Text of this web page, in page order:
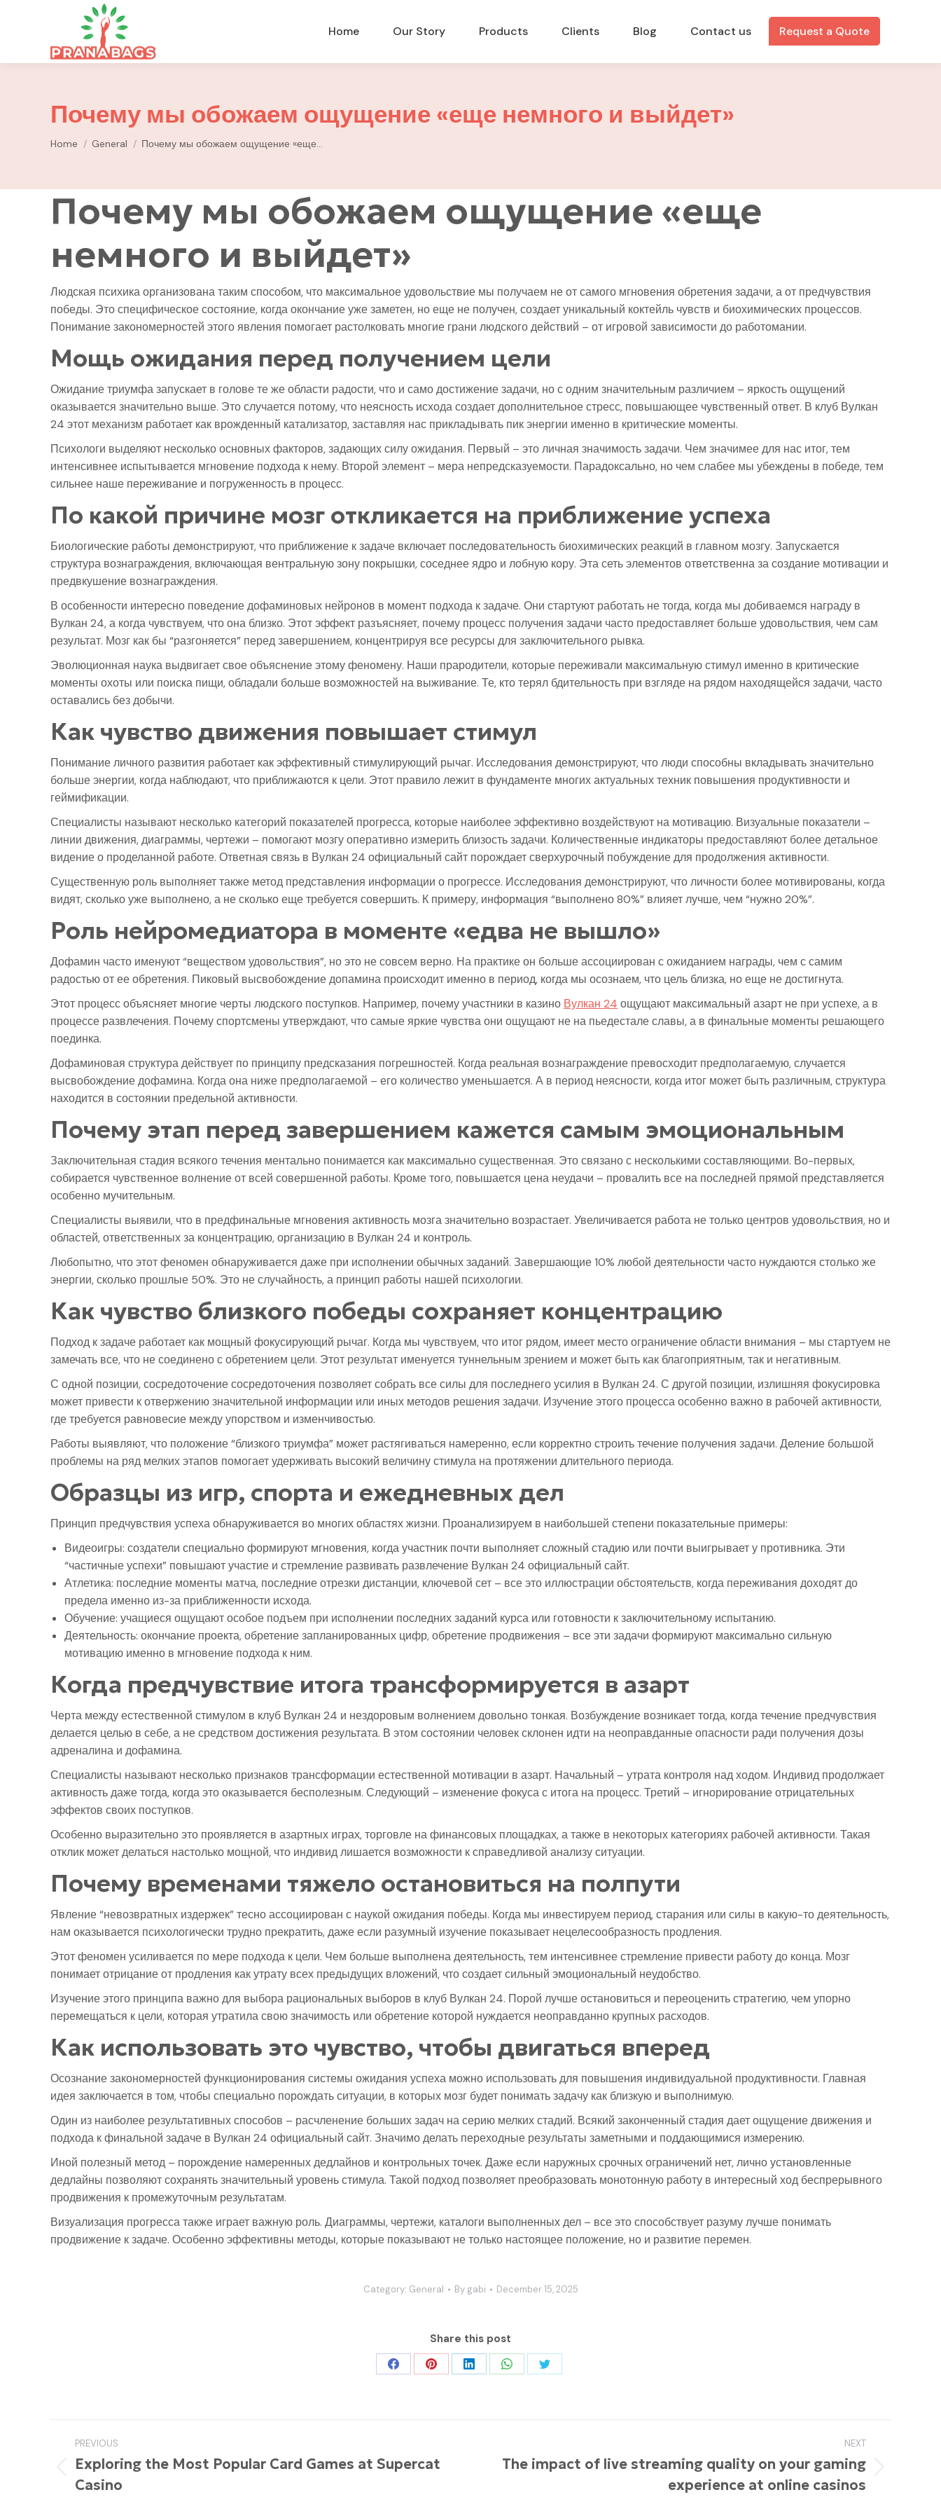
Home Our Story Products Clients Blog Contact us Request a Quote
Почему мы обожаем ощущение «еще немного и выйдет»
You are here:
Home General Почему мы обожаем ощущение «еще…
Почему мы обожаем ощущение «еще
немного и выйдет»
Людская психика организована таким способом, что максимальное удовольствие мы получаем не от самого мгновения обретения задачи, а от предчувствия
победы. Это специфическое состояние, когда окончание уже заметен, но еще не получен, создает уникальный коктейль чувств и биохимических процессов.
Понимание закономерностей этого явления помогает растолковать многие грани людского действий – от игровой зависимости до работомании.
Мощь ожидания перед получением цели
Ожидание триумфа запускает в голове те же области радости, что и само достижение задачи, но с одним значительным различием – яркость ощущений
оказывается значительно выше. Это случается потому, что неясность исхода создает дополнительное стресс, повышающее чувственный ответ. В клуб Вулкан
24 этот механизм работает как врожденный катализатор, заставляя нас прикладывать пик энергии именно в критические моменты.
Психологи выделяют несколько основных факторов, задающих силу ожидания. Первый – это личная значимость задачи. Чем значимее для нас итог, тем
интенсивнее испытывается мгновение подхода к нему. Второй элемент – мера непредсказуемости. Парадоксально, но чем слабее мы убеждены в победе, тем
сильнее наше переживание и погруженность в процесс.
По какой причине мозг откликается на приближение успеха
Биологические работы демонстрируют, что приближение к задаче включает последовательность биохимических реакций в главном мозгу. Запускается
структура вознаграждения, включающая вентральную зону покрышки, соседнее ядро и лобную кору. Эта сеть элементов ответственна за создание мотивации и
предвкушение вознаграждения.
В особенности интересно поведение дофаминовых нейронов в момент подхода к задаче. Они стартуют работать не тогда, когда мы добиваемся награду в
Вулкан 24, а когда чувствуем, что она близко. Этот эффект разъясняет, почему процесс получения задачи часто предоставляет больше удовольствия, чем сам
результат. Мозг как бы “разгоняется” перед завершением, концентрируя все ресурсы для заключительного рывка.
Эволюционная наука выдвигает свое объяснение этому феномену. Наши прародители, которые переживали максимальную стимул именно в критические
моменты охоты или поиска пищи, обладали больше возможностей на выживание. Те, кто терял бдительность при взгляде на рядом находящейся задачи, часто
оставались без добычи.
Как чувство движения повышает стимул
Понимание личного развития работает как эффективный стимулирующий рычаг. Исследования демонстрируют, что люди способны вкладывать значительно
больше энергии, когда наблюдают, что приближаются к цели. Этот правило лежит в фундаменте многих актуальных техник повышения продуктивности и
геймификации.
Специалисты называют несколько категорий показателей прогресса, которые наиболее эффективно воздействуют на мотивацию. Визуальные показатели –
линии движения, диаграммы, чертежи – помогают мозгу оперативно измерить близость задачи. Количественные индикаторы предоставляют более детальное
видение о проделанной работе. Ответная связь в Вулкан 24 официальный сайт порождает сверхурочный побуждение для продолжения активности.
Существенную роль выполняет также метод представления информации о прогрессе. Исследования демонстрируют, что личности более мотивированы, когда
видят, сколько уже выполнено, а не сколько еще требуется совершить. К примеру, информация “выполнено 80%” влияет лучше, чем “нужно 20%”.
Роль нейромедиатора в моменте «едва не вышло»
Дофамин часто именуют “веществом удовольствия”, но это не совсем верно. На практике он больше ассоциирован с ожиданием награды, чем с самим
радостью от ее обретения. Пиковый высвобождение допамина происходит именно в период, когда мы осознаем, что цель близка, но еще не достигнута.
Этот процесс объясняет многие черты людского поступков. Например, почему участники в казино Вулкан 24 ощущают максимальный азарт не при успехе, а в
процессе развлечения. Почему спортсмены утверждают, что самые яркие чувства они ощущают не на пьедестале славы, а в финальные моменты решающего
поединка.
Дофаминовая структура действует по принципу предсказания погрешностей. Когда реальная вознаграждение превосходит предполагаемую, случается
высвобождение дофамина. Когда она ниже предполагаемой – его количество уменьшается. А в период неясности, когда итог может быть различным, структура
находится в состоянии предельной активности.
Почему этап перед завершением кажется самым эмоциональным
Заключительная стадия всякого течения ментально понимается как максимально существенная. Это связано с несколькими составляющими. Во-первых,
собирается чувственное волнение от всей совершенной работы. Кроме того, повышается цена неудачи – провалить все на последней прямой представляется
особенно мучительным.
Специалисты выявили, что в предфинальные мгновения активность мозга значительно возрастает. Увеличивается работа не только центров удовольствия, но и
областей, ответственных за концентрацию, организацию в Вулкан 24 и контроль.
Любопытно, что этот феномен обнаруживается даже при исполнении обычных заданий. Завершающие 10% любой деятельности часто нуждаются столько же
энергии, сколько прошлые 50%. Это не случайность, а принцип работы нашей психологии.
Как чувство близкого победы сохраняет концентрацию
Подход к задаче работает как мощный фокусирующий рычаг. Когда мы чувствуем, что итог рядом, имеет место ограничение области внимания – мы стартуем не
замечать все, что не соединено с обретением цели. Этот результат именуется туннельным зрением и может быть как благоприятным, так и негативным.
С одной позиции, сосредоточение сосредоточения позволяет собрать все силы для последнего усилия в Вулкан 24. С другой позиции, излишняя фокусировка
может привести к отвержению значительной информации или иных методов решения задачи. Изучение этого процесса особенно важно в рабочей активности,
где требуется равновесие между упорством и изменчивостью.
Работы выявляют, что положение “близкого триумфа” может растягиваться намеренно, если корректно строить течение получения задачи. Деление большой
проблемы на ряд мелких этапов помогает удерживать высокий величину стимула на протяжении длительного периода.
Образцы из игр, спорта и ежедневных дел
Принцип предчувствия успеха обнаруживается во многих областях жизни. Проанализируем в наибольшей степени показательные примеры:
Видеоигры: создатели специально формируют мгновения, когда участник почти выполняет сложный стадию или почти выигрывает у противника. Эти
“частичные успехи” повышают участие и стремление развивать развлечение Вулкан 24 официальный сайт.
Атлетика: последние моменты матча, последние отрезки дистанции, ключевой сет – все это иллюстрации обстоятельств, когда переживания доходят до
предела именно из-за приближенности исхода.
Обучение: учащиеся ощущают особое подъем при исполнении последних заданий курса или готовности к заключительному испытанию.
Деятельность: окончание проекта, обретение запланированных цифр, обретение продвижения – все эти задачи формируют максимально сильную
мотивацию именно в мгновение подхода к ним.
Когда предчувствие итога трансформируется в азарт
Черта между естественной стимулом в клуб Вулкан 24 и нездоровым волнением довольно тонкая. Возбуждение возникает тогда, когда течение предчувствия
делается целью в себе, а не средством достижения результата. В этом состоянии человек склонен идти на неоправданные опасности ради получения дозы
адреналина и дофамина.
Специалисты называют несколько признаков трансформации естественной мотивации в азарт. Начальный – утрата контроля над ходом. Индивид продолжает
активность даже тогда, когда это оказывается бесполезным. Следующий – изменение фокуса с итога на процесс. Третий – игнорирование отрицательных
эффектов своих поступков.
Особенно выразительно это проявляется в азартных играх, торговле на финансовых площадках, а также в некоторых категориях рабочей активности. Такая
отклик может делаться настолько мощной, что индивид лишается возможности к справедливой анализу ситуации.
Почему временами тяжело остановиться на полпути
Явление “невозвратных издержек” тесно ассоциирован с наукой ожидания победы. Когда мы инвестируем период, старания или силы в какую-то деятельность,
нам оказывается психологически трудно прекратить, даже если разумный изучение показывает нецелесообразность продления.
Этот феномен усиливается по мере подхода к цели. Чем больше выполнена деятельность, тем интенсивнее стремление привести работу до конца. Мозг
понимает отрицание от продления как утрату всех предыдущих вложений, что создает сильный эмоциональный неудобство.
Изучение этого принципа важно для выбора рациональных выборов в клуб Вулкан 24. Порой лучше остановиться и переоценить стратегию, чем упорно
перемещаться к цели, которая утратила свою значимость или обретение которой нуждается неоправданно крупных расходов.
Как использовать это чувство, чтобы двигаться вперед
Осознание закономерностей функционирования системы ожидания успеха можно использовать для повышения индивидуальной продуктивности. Главная
идея заключается в том, чтобы специально порождать ситуации, в которых мозг будет понимать задачу как близкую и выполнимую.
Один из наиболее результативных способов – расчленение больших задач на серию мелких стадий. Всякий законченный стадия дает ощущение движения и
подхода к финальной задаче в Вулкан 24 официальный сайт. Значимо делать переходные результаты заметными и поддающимися измерению.
Иной полезный метод – порождение намеренных дедлайнов и контрольных точек. Даже если наружных срочных ограничений нет, лично установленные
дедлайны позволяют сохранять значительный уровень стимула. Такой подход позволяет преобразовать монотонную работу в интересный ход беспрерывного
продвижения к промежуточным результатам.
Визуализация прогресса также играет важную роль. Диаграммы, чертежи, каталоги выполненных дел – все это способствует разуму лучше понимать
продвижение к задаче. Особенно эффективны методы, которые показывают не только настоящее положение, но и развитие перемен.
Category: General By gabi December 15, 2025
Share this post
Share Share Share Share Share
Post
navigation
PREVIOUS
Previous
post:
Exploring the Most Popular Card Games at Supercat
Casino
NEXT
The impact of live streaming quality on your gaming
experience at online casinos